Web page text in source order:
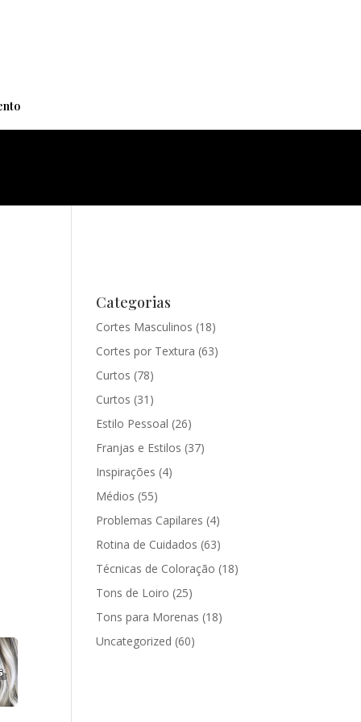
Categorias
Cortes Masculinos (18)
Cortes por Textura (63)
Curtos (78)
Curtos (31)
Estilo Pessoal (26)
Franjas e Estilos (37)
Inspirações (4)
Médios (55)
Problemas Capilares (4)
Rotina de Cuidados (63)
Técnicas de Coloração (18)
Tons de Loiro (25)
Tons para Morenas (18)
Uncategorized (60)